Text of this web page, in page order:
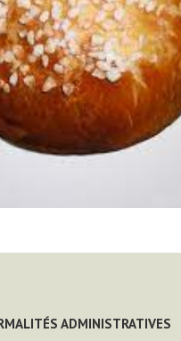
ADMINISTRATIVES